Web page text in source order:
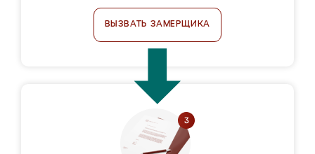
ВЫЗВАТЬ ЗАМЕРЩИКА